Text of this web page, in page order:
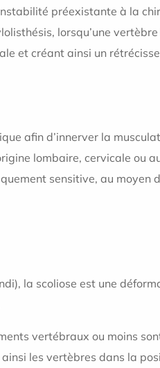
préexistante à la
lorsqu’une
et créant ainsi un
afin d’innerver la
lombaire, cervicale ou
sensitive, au moyen
la scoliose est une
vertébraux ou moins
les vertèbres dans la